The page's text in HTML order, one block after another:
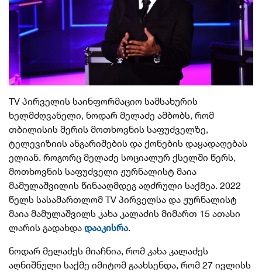
TV პირველის საინფორმაციო სამსახურის
ხელმძღვანელი, ნოდარ მელაძე ამბობს, რომ
თბილისის მერის მოთხოვნის საფუძველზე,
ტელევიზიის ანგარიშების და ქონების დაყადაღებას
ელიან. როგორც მელაძე სოციალურ ქსელში წერს,
მოთხოვნის საფუძველი ჟურნალისტ მაია
მამულაშვილის წინააღმდეგ აღძრული საქმეა. 2022
წელს სასამართლომ TV პირველსა და ჟურნალისტ
მაია მამულაშვილს კახა კალაძის მიმართ 15 ათასი
ლარის გადახდა დააკისრა.
ნოდარ მელაძეს მიაჩნია, რომ კახა კალაძეს
აღნიშნული საქმე იმიტომ გაახსენდა, რომ 27 ივლისს